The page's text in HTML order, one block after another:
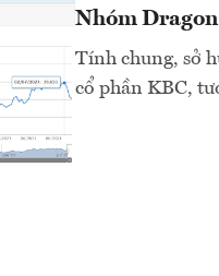
Nhóm
Tính chung, sở
cổ phần KBC,